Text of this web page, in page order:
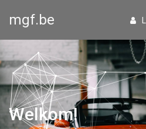
mgf.be
Welkom!